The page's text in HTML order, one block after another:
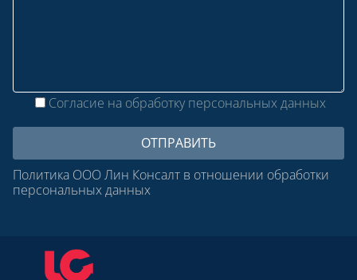
Согласие на обработку персональных данных
Политика ООО Лин Консалт в отношении обработки
персональных данных